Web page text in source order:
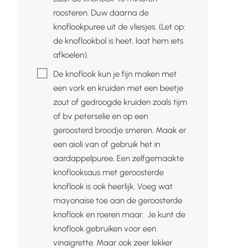
roosteren. Duw daarna de
knoflookpuree uit de vliesjes. (Let op:
de knoflookbol is heet, laat hem iets
afkoelen).
▢De knoflook kun je fijn maken met
een vork en kruiden met een beetje
zout of gedroogde kruiden zoals tijm
of bv peterselie en op een
geroosterd broodje smeren. Maak er
een aioli van of gebruik het in
aardappelpuree, Een zelfgemaakte
knoflooksaus met geroosterde
knoflook is ook heerlijk. Voeg wat
mayonaise toe aan de geroosterde
knoflook en roeren maar. Je kunt de
knoflook gebruiken voor een
vinaigrette. Maar ook zeer lekker